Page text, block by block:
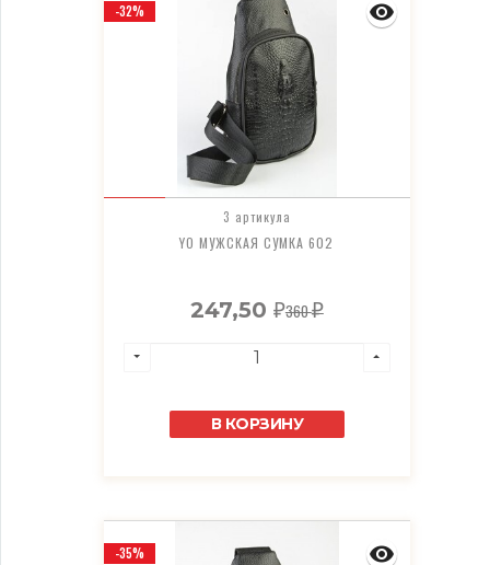
3 артикула
YO МУЖСКАЯ СУМКА 602
247,50 ₽360₽
В КОРЗИНУ
-32%
-35%